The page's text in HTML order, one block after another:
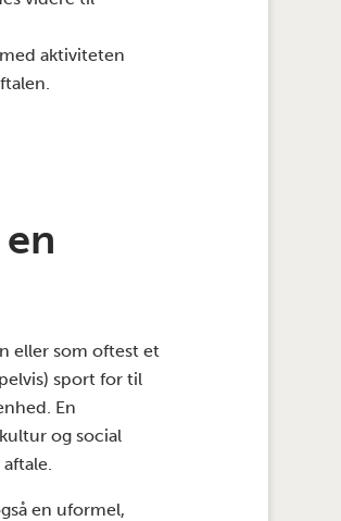
aktiviteten
eller som oftest et
sport for til
En
og social
en uformel,